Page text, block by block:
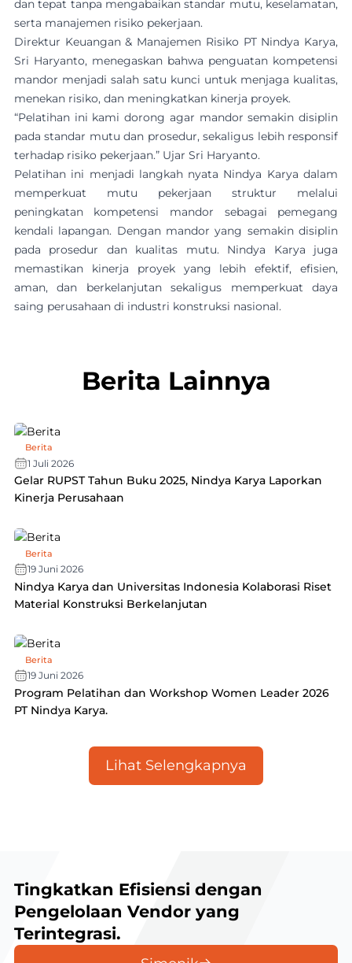
dan tepat tanpa mengabaikan standar mutu, keselamatan,
serta manajemen risiko pekerjaan.
Direktur Keuangan & Manajemen Risiko PT Nindya Karya,
Sri Haryanto, menegaskan bahwa penguatan kompetensi
mandor menjadi salah satu kunci untuk menjaga kualitas,
menekan risiko, dan meningkatkan kinerja proyek.
“Pelatihan ini kami dorong agar mandor semakin disiplin
pada standar mutu dan prosedur, sekaligus lebih responsif
terhadap risiko pekerjaan.” Ujar Sri Haryanto.
Pelatihan ini menjadi langkah nyata Nindya Karya dalam
memperkuat mutu pekerjaan struktur melalui
peningkatan kompetensi mandor sebagai pemegang
kendali lapangan. Dengan mandor yang semakin disiplin
pada prosedur dan kualitas mutu. Nindya Karya juga
memastikan kinerja proyek yang lebih efektif, efisien,
aman, dan berkelanjutan sekaligus memperkuat daya
saing perusahaan di industri konstruksi nasional.
Berita Lainnya
Berita
1 Juli 2026
Gelar RUPST Tahun Buku 2025, Nindya Karya Laporkan
Kinerja Perusahaan
Berita
19 Juni 2026
Nindya Karya dan Universitas Indonesia Kolaborasi Riset
Material Konstruksi Berkelanjutan
Berita
19 Juni 2026
Program Pelatihan dan Workshop Women Leader 2026
PT Nindya Karya.
Lihat Selengkapnya
Tingkatkan Efisiensi dengan
Pengelolaan Vendor yang
Terintegrasi.